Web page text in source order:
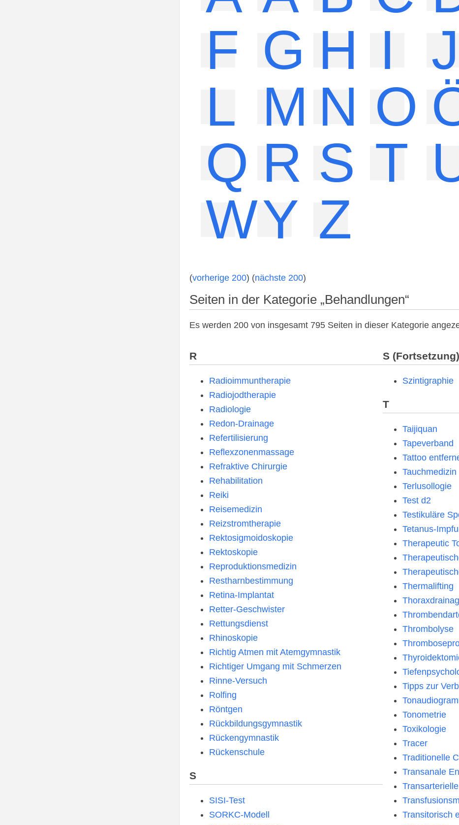
F G H I J
L M N O
Q R S T
WY Z
(vorherige 200) (nächste 200)
Seiten in der Kategorie „Behandlungen“
Es werden 200 von insgesamt 795 Seiten in dieser Kategorie
R
Radioimmuntherapie
Radiojodtherapie
Radiologie
Redon-Drainage
Refertilisierung
Reflexzonenmassage
Refraktive Chirurgie
Rehabilitation
Reiki
Reisemedizin
Reizstromtherapie
Rektosigmoidoskopie
Rektoskopie
Reproduktionsmedizin
Restharnbestimmung
Retina-Implantat
Retter-Geschwister
Rettungsdienst
Rhinoskopie
Richtig Atmen mit Atemgymnastik
Richtiger Umgang mit Schmerzen
Rinne-Versuch
Rolfing
Röntgen
Rückbildungsgymnastik
Rückengymnastik
Rückenschule
S
SISI-Test
SORKC-Modell
S (Fortsetzung)
Szintigraphie
T
Taijiquan
Tapeverband
Tattoo
Tauchmedizin
Terlusollogie
Test d2
Testikuläre
Tetanus-
Therapeutic
Thermalifting
Thrombolyse
Tipps zur
Tonometrie
Toxikologie
Tracer
Traditionelle
Transanale
Transitorisch